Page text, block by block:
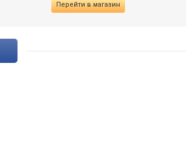
Перейти в магазин